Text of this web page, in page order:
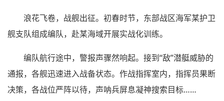
浪花飞卷，战舰出征。初春时节，东部战区海军某护卫
舰支队组成编队，赴某海域开展实战化训练。
编队航行途中，警报声骤然响起。接到“敌”潜艇威胁的
通报，各舰迅速进入战备状态。作战指挥室内，指挥员果断
决策，各战位严阵以待，声呐兵屏息凝神搜索目标……